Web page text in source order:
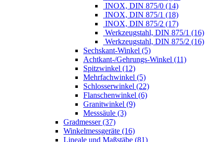
INOX, DIN 875/0 (14)
INOX, DIN 875/1 (18)
INOX, DIN 875/2 (17)
Werkzeugstahl, DIN 875/1 (16)
Werkzeugstahl, DIN 875/2 (16)
Sechskant-Winkel (5)
Achtkant-/Gehrungs-Winkel (11)
Spitzwinkel (12)
Mehrfachwinkel (5)
Schlosserwinkel (22)
Flanschenwinkel (6)
Granitwinkel (9)
Messsäule (3)
Gradmesser (37)
Winkelmessgeräte (16)
Lineale und Maßstäbe (81)